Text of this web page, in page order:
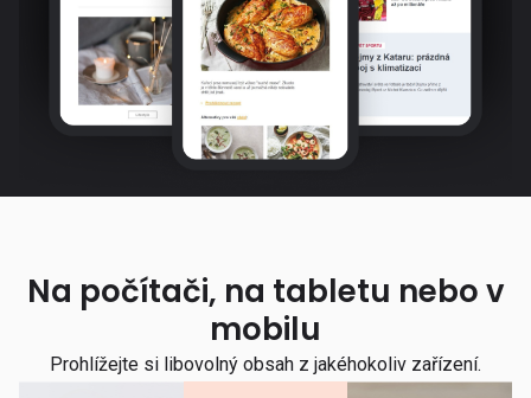
Na počítači, na tabletu nebo v
mobilu
Prohlížejte si libovolný obsah z jakéhokoliv zařízení.